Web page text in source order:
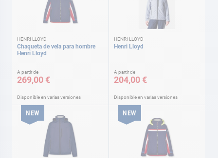
HENRI LLOYD
Chaqueta de vela para hombre
Henri Lloyd
A partir de
269,00 €
Disponible en varias versiones
HENRI LLOYD
Henri Lloyd
A partir de
204,00 €
Disponible en varias versiones
NEW NEW